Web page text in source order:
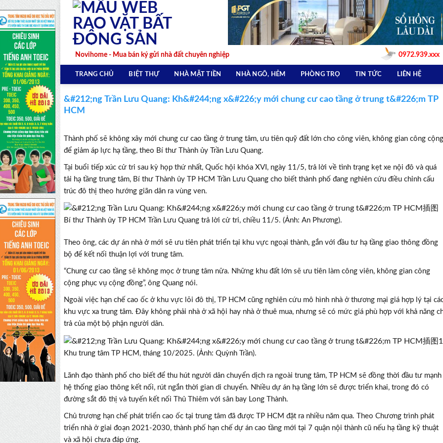
Skip
content
Novihome - Mua bán ký gửi nhà đất chuyên nghiệp 0972.939.xxx
TRANG CHỦ BIỆT THỰ NHÀ MẶT TIỀN NHÀ NGÕ, HẺM PHÒNG TRỌ TIN TỨC LIÊN HỆ
&#212;ng Trần Lưu Quang: Kh&#244;ng x&#226;y mới chung cư cao tầng ở trung t&#226;m TP
HCM
Thành phố sẽ không xây mới chung cư cao tầng ở trung tâm, ưu tiên quỹ đất lớn cho công viên, không gian công cộng
để giảm áp lực hạ tầng, theo Bí thư Thành ủy Trần Lưu Quang.
Tại buổi tiếp xúc cử tri sau kỳ họp thứ nhất, Quốc hội khóa XVI, ngày 11/5, trả lời về tình trạng kẹt xe nội đô và quá
tải hạ tầng trung tâm, Bí thư Thành ủy TP HCM Trần Lưu Quang cho biết thành phố đang nghiên cứu điều chỉnh cấu
trúc đô thị theo hướng giãn dân ra vùng ven.
Bí thư Thành ủy TP HCM Trần Lưu Quang trả lời cử tri, chiều 11/5. (Ảnh: An Phương).
Theo ông, các dự án nhà ở mới sẽ ưu tiên phát triển tại khu vực ngoại thành, gắn với đầu tư hạ tầng giao thông đồng
bộ để kết nối thuận lợi với trung tâm.
“Chung cư cao tầng sẽ không mọc ở trung tâm nữa. Những khu đất lớn sẽ ưu tiên làm công viên, không gian công
cộng phục vụ cộng đồng”, ông Quang nói.
Ngoài việc hạn chế cao ốc ở khu vực lõi đô thị, TP HCM cũng nghiên cứu mô hình nhà ở thương mại giá hợp lý tại
khu vực xa trung tâm. Đây không phải nhà ở xã hội hay nhà ở thuê mua, nhưng sẽ có mức giá phù hợp với khả năng
trả của một bộ phận người dân.
Khu trung tâm TP HCM, tháng 10/2025. (Ảnh: Quỳnh Trần).
Lãnh đạo thành phố cho biết để thu hút người dân chuyển dịch ra ngoài trung tâm, TP HCM sẽ đồng thời đầu tư mạnh
hệ thống giao thông kết nối, rút ngắn thời gian di chuyển. Nhiều dự án hạ tầng lớn sẽ được triển khai, trong đó có
đường sắt đô thị và tuyến kết nối Thủ Thiêm với sân bay Long Thành.
Chủ trương hạn chế phát triển cao ốc tại trung tâm đã được TP HCM đặt ra nhiều năm qua. Theo Chương trình phát
triển nhà ở giai đoạn 2021-2030, thành phố hạn chế dự án cao tầng mới tại 7 quận nội thành cũ nếu hạ tầng kỹ thuật
và xã hội chưa đáp ứng.